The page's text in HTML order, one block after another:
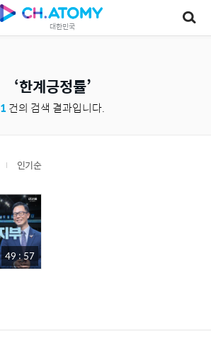
대한민국
한계긍정률
1 건의 검색 결과입니다.
인기순
49 : 57